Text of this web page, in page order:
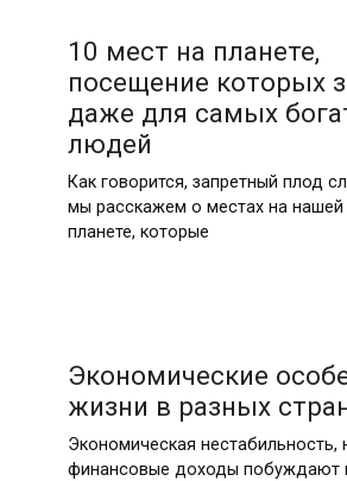
10 мест на планете,
посещение которых
даже для самых
людей
Как говорится, запретный плод
мы расскажем о местах на
планете, которые
Экономические
жизни в разных
Экономическая нестабильность,
финансовые доходы побуждают